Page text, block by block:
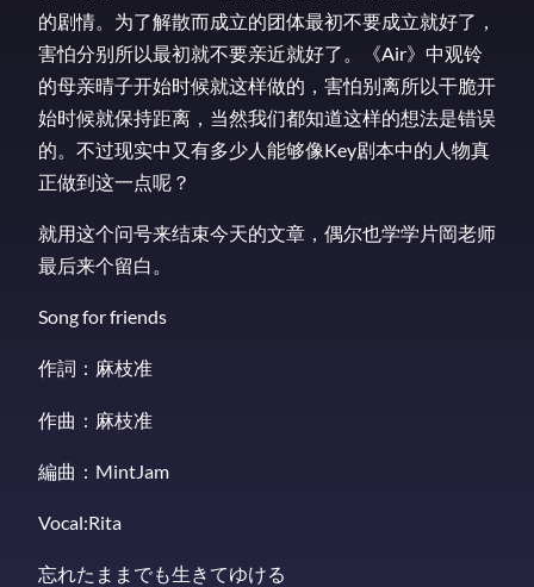
的剧情。为了解散而成立的团体最初不要成立就好了，
害怕分别所以最初就不要亲近就好了。《Air》中观铃
的母亲晴子开始时候就这样做的，害怕别离所以干脆开
始时候就保持距离，当然我们都知道这样的想法是错误
的。不过现实中又有多少人能够像Key剧本中的人物真
正做到这一点呢？
就用这个问号来结束今天的文章，偶尔也学学片岡老师
最后来个留白。
Song for friends
作詞：麻枝准
作曲：麻枝准
編曲：MintJam
Vocal:Rita
忘れたままでも生きてゆける